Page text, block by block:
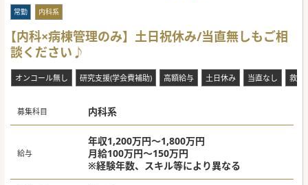
常勤 内科系
【内科×病棟管理のみ】土日祝休み/当直無しもご相
談ください♪
オンコール無し 研究支援(学会費補助) 高額給与 土日休み 当直なし 救急
募集科目 内科系
給与
年収1,200万円～1,800万円
月給100万円～150万円
※経験年数、スキル等により異なる